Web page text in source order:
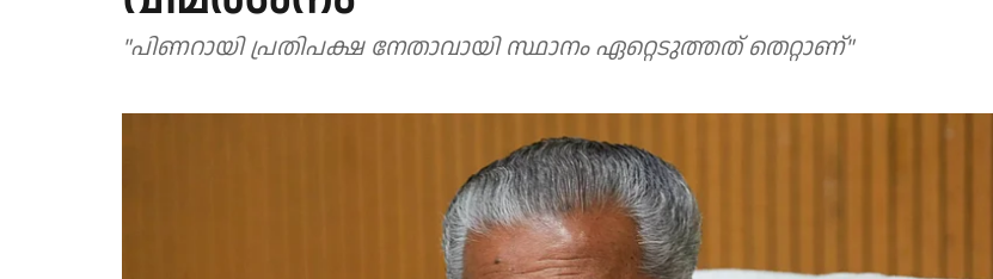
"പിണറായി പ്രതിപക്ഷ നേതാവായി സ്ഥാനം ഏറ്റെടുത്തത് തെറ്റാണ്"